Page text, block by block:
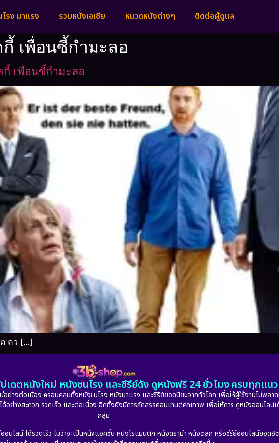
รง มาแรง รวมหนังเอเชีย หมวดหนังต่างๆ ติดต่อผู้ดูแล
เพื่อนซี้กำมะลอ
เพื่อนซี้กำมะลอ
ต คว […]
เดตหนังใหม่ หนังชนโรง และซีรีย์ดัง ดูหนังฟรี 24 ชั่วโมง ครบทุกแนว
างต่อเนื่อง ครอบคลุมทั้งหนังชนโรง หนังมาแรง และซีรีย์ยอดนิยมจากทั่วโลก เพื่อให้ผู้ใช้งานไม่พล
ด้อย่างสะดวก รวดเร็ว และต่อเนื่อง อีกทั้งยังมีการคัดสรรคอนเทนต์คุณภาพ เพื่อให้การ ดูหนังออนไลน์
กลุ่ม
นไลน์ ได้รวดเร็ว ไม่ว่าจะเป็นหนังแอคชั่น หนังโรแมนติก หนังดราม่า หนังตลก หรือซีรีย์ออนไลน์ยอด